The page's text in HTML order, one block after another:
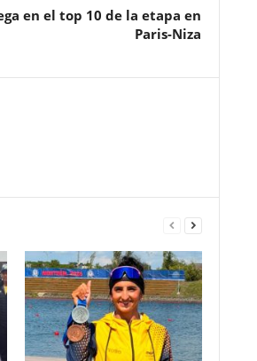
en el top 10 de la etapa en
Paris-Niza